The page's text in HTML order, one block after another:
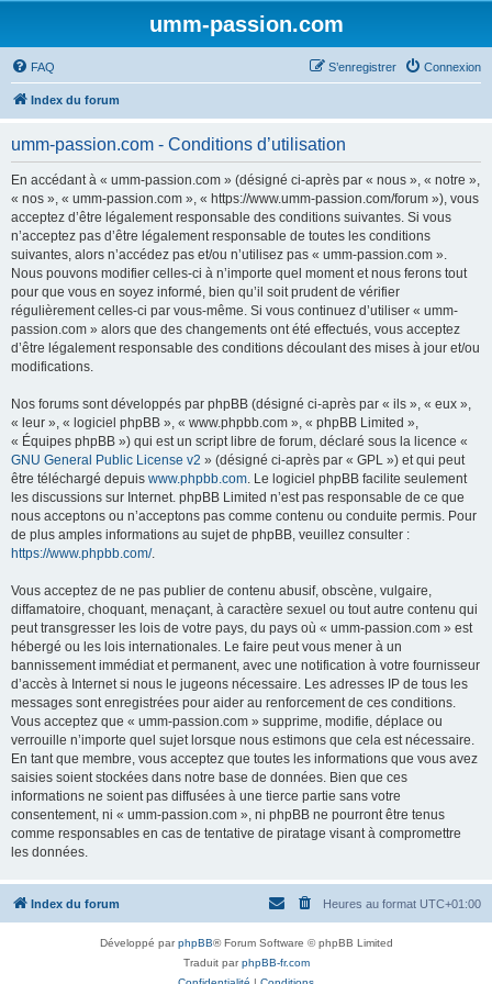
umm-passion.com
FAQ Connexion
S’enregistrer
Index du forum
umm-passion.com - Conditions d’utilisation
En accédant à « umm-passion.com » (désigné ci-après par « nous », « notre »,
« nos », « umm-passion.com », « https://www.umm-passion.com/forum »), vous
acceptez d’être légalement responsable des conditions suivantes. Si vous
n’acceptez pas d’être légalement responsable de toutes les conditions
suivantes, alors n’accédez pas et/ou n’utilisez pas « umm-passion.com ».
Nous pouvons modifier celles-ci à n’importe quel moment et nous ferons tout
pour que vous en soyez informé, bien qu’il soit prudent de vérifier
régulièrement celles-ci par vous-même. Si vous continuez d’utiliser « umm-
passion.com » alors que des changements ont été effectués, vous acceptez
d’être légalement responsable des conditions découlant des mises à jour et/ou
modifications.
Nos forums sont développés par phpBB (désigné ci-après par « ils », « eux »,
« leur », « logiciel phpBB », « www.phpbb.com », « phpBB Limited »,
« Équipes phpBB ») qui est un script libre de forum, déclaré sous la licence «
GNU General Public License v2 » (désigné ci-après par « GPL ») et qui peut
être téléchargé depuis www.phpbb.com. Le logiciel phpBB facilite seulement
les discussions sur Internet. phpBB Limited n’est pas responsable de ce que
nous acceptons ou n’acceptons pas comme contenu ou conduite permis. Pour
de plus amples informations au sujet de phpBB, veuillez consulter :
https://www.phpbb.com/.
Vous acceptez de ne pas publier de contenu abusif, obscène, vulgaire,
diffamatoire, choquant, menaçant, à caractère sexuel ou tout autre contenu qui
peut transgresser les lois de votre pays, du pays où « umm-passion.com » est
hébergé ou les lois internationales. Le faire peut vous mener à un
bannissement immédiat et permanent, avec une notification à votre fournisseur
d’accès à Internet si nous le jugeons nécessaire. Les adresses IP de tous les
messages sont enregistrées pour aider au renforcement de ces conditions.
Vous acceptez que « umm-passion.com » supprime, modifie, déplace ou
verrouille n’importe quel sujet lorsque nous estimons que cela est nécessaire.
En tant que membre, vous acceptez que toutes les informations que vous avez
saisies soient stockées dans notre base de données. Bien que ces
informations ne soient pas diffusées à une tierce partie sans votre
consentement, ni « umm-passion.com », ni phpBB ne pourront être tenus
comme responsables en cas de tentative de piratage visant à compromettre
les données.
Index du forum Heures au format UTC+01:00
Développé parphpBB® Forum Software © phpBB Limited
Traduit parphpBB-fr.com